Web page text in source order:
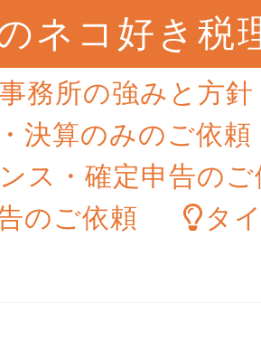
ネコ好き税
務所の強みと方針
決算のみのご依頼
ス・確定申告のご
のご依頼
タ